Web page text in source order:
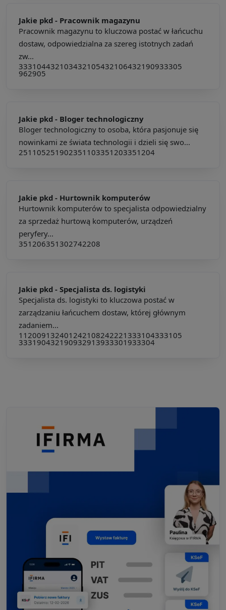
Jakie pkd - Pracownik magazynu
Pracownik magazynu to kluczowa postać w łańcuchu
dostaw, odpowiedzialna za szereg istotnych zadań
zw...
333104432103432105432106432190933305
962905
Jakie pkd - Bloger technologiczny
Bloger technologiczny to osoba, która pasjonuje się
nowinkami ze świata technologii i dzieli się swo...
251105251902351103351203351204
Jakie pkd - Hurtownik komputerów
Hurtownik komputerów to specjalista odpowiedzialny
za sprzedaż hurtową komputerów, urządzeń
peryfery...
351206351302742208
Jakie pkd - Specjalista ds. logistyki
Specjalista ds. logistyki to kluczowa postać w
zarządzaniu łańcuchem dostaw, której głównym
zadaniem...
112009132401 242108242221333104333105
333190432190932913933301 933304